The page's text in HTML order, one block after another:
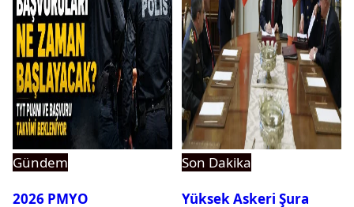
Gündem
2026 PMYO
Son Dakika
Yüksek Askeri Şura